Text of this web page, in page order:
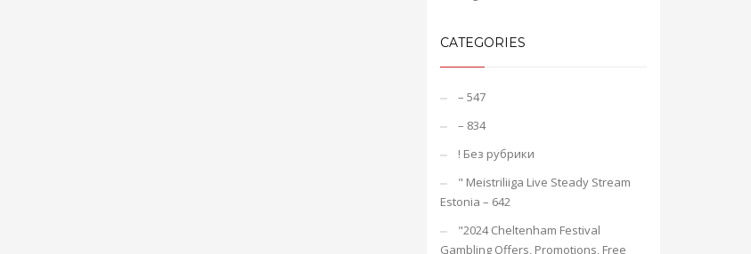
CATEGORIES
– 547
– 834
! Без рубрики
"️ Meistriliiga Live Steady Stream
Estonia – 642
"2024 Cheltenham Festival
Gambling Offers, Promotions, Free